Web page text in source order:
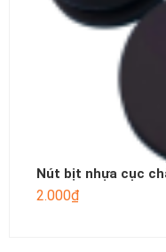
Nút bịt nhựa cục
2.000₫